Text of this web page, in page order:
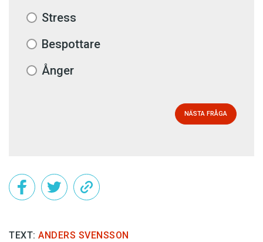
Stress
Bespottare
Ånger
NÄSTA FRÅGA
TEXT: ANDERS SVENSSON